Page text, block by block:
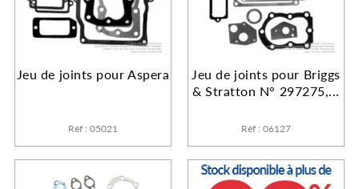
Jeu de joints pour Aspera
Réf : 05021
Jeu de joints pour Briggs
& Stratton N° 297275,...
Réf : 06127